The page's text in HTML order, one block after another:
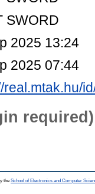
SWORD
2025 13:24
2025 07:44
real.mtak.hu/
required)
the School of Electronics and Computer